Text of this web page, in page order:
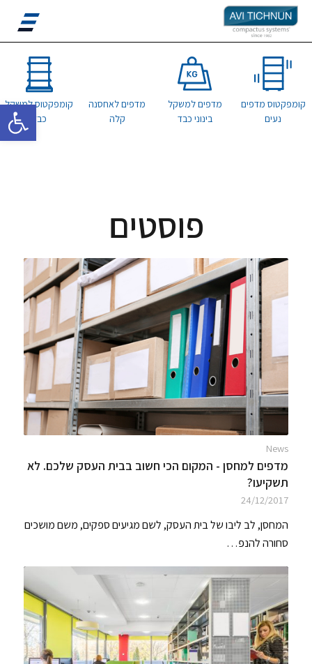
פתח
קומפקטוס מדפים
נעים
מדפים למשקל
בינוני כבד
מדפים לאחסנה
קלה
קומפקטוס למשקל
כבד
פוסטים
News
מדפים למחסן - המקום הכי חשוב בבית העסק שלכם. לא
תשקיעו?
24/12/2017
המחסן, לב ליבו של בית העסק, לשם מגיעים ספקים, משם מושכים
סחורה להנפ…